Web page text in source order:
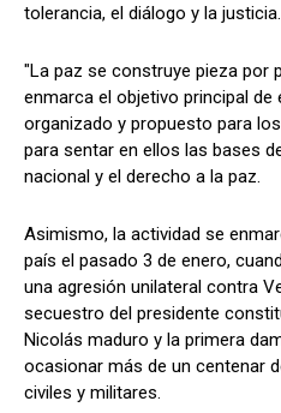
tolerancia, el diálogo y la justicia.
"La paz se construye pieza por
enmarca el objetivo principal
organizado y propuesto para
para sentar en ellos las bases
nacional y el derecho a la paz.
Asimismo, la actividad se
país el pasado 3 de enero,
una agresión unilateral contra
secuestro del presidente
Nicolás maduro y la primera
ocasionar más de un centenar
civiles y militares.